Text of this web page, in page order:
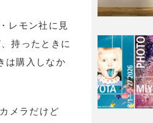
レモン社に見
持ったときに
は購入しなか
メラだけど